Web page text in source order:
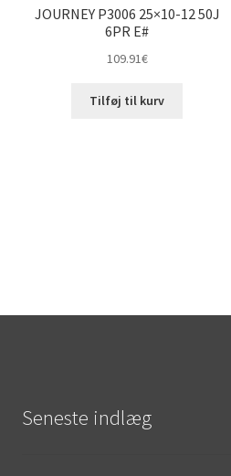
JOURNEY P3006 25×10-12 50J
6PR E#
109.91€
Tilføj til kurv
Seneste indlæg